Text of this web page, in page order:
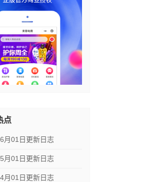
点
月01日更新日志
月01日更新日志
月01日更新日志